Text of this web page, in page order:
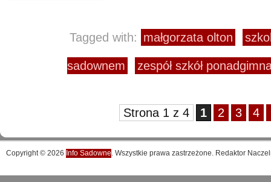
Tagged with: małgorzata olton
sadownem zespół szkół
Strona 1 z 4 1 2 3 4
Copyright © 2026 Info Sadowne. Wszystkie prawa zastrzeżone. Redaktor